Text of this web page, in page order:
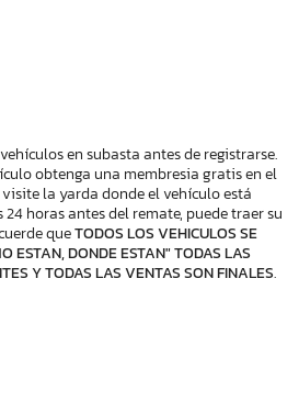
en subasta antes de registrarse.
obtenga una membresia gratis en el
la yarda donde el vehículo está
horas antes del remate, puede traer su
queTODOS LOS VEHICULOS SE
ESTAN, DONDE ESTAN" TODAS LAS
Y TODAS LAS VENTAS SON FINALES.